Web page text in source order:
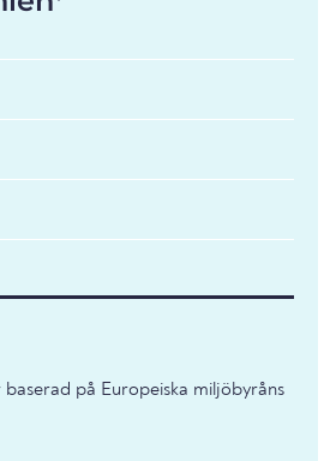
på Europeiska miljöbyråns